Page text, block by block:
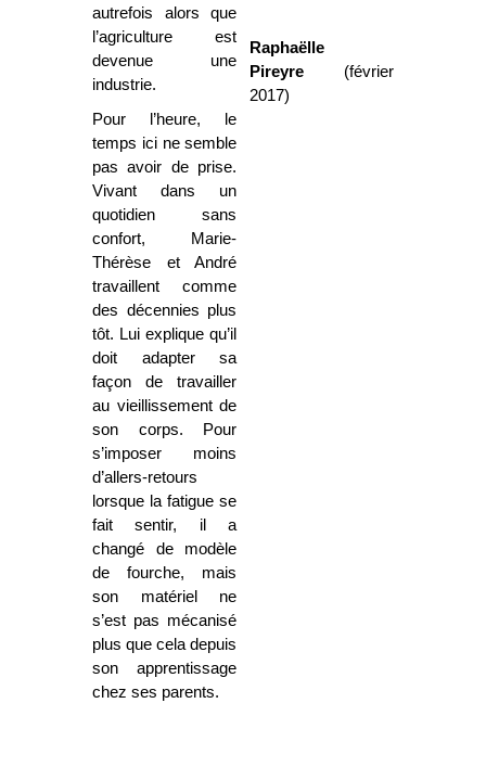
autrefois alors que
l’agriculture est
devenue une
industrie.
Pour l’heure, le
temps ici ne semble
pas avoir de prise.
Vivant dans un
quotidien sans
confort, Marie-
Thérèse et André
travaillent comme
des décennies plus
tôt. Lui explique qu’il
doit adapter sa
façon de travailler
au vieillissement de
son corps. Pour
s’imposer moins
d’allers-retours
lorsque la fatigue se
fait sentir, il a
changé de modèle
de fourche, mais
son matériel ne
s’est pas mécanisé
plus que cela depuis
son apprentissage
chez ses parents.
Raphaëlle
Pireyre (février
2017)